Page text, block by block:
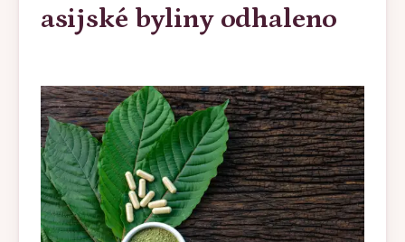
asijské byliny odhaleno